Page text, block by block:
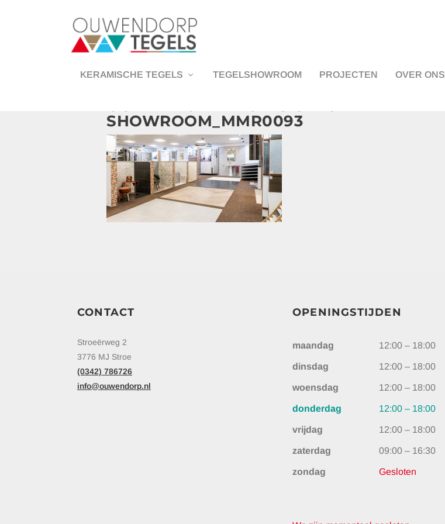
KERAMISCHE TEGELS TEGELSHOWROOM PROJECTEN OVER ONS
SHOWROOM_MMR0093
CONTACT
Stroeërweg 2
3776 MJ Stroe
(0342) 786726
info@ouwendorp.nl
OPENINGSTIJDEN
maandag 12:00 – 18:00
dinsdag 12:00 – 18:00
woensdag 12:00 – 18:00
donderdag 12:00 – 18:00
vrijdag 12:00 – 18:00
zaterdag 09:00 – 16:30
zondag Gesloten